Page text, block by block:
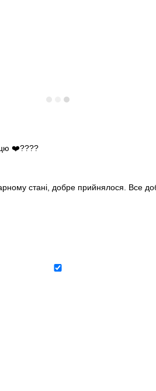
❤️????
стані, добре прийнялося. Все